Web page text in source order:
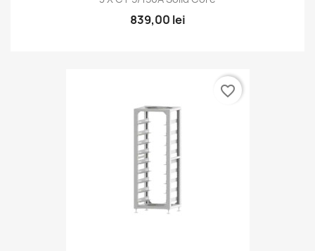
839,00 lei
favorite_border